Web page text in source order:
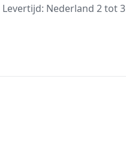
Levertijd: Nederland 2 tot